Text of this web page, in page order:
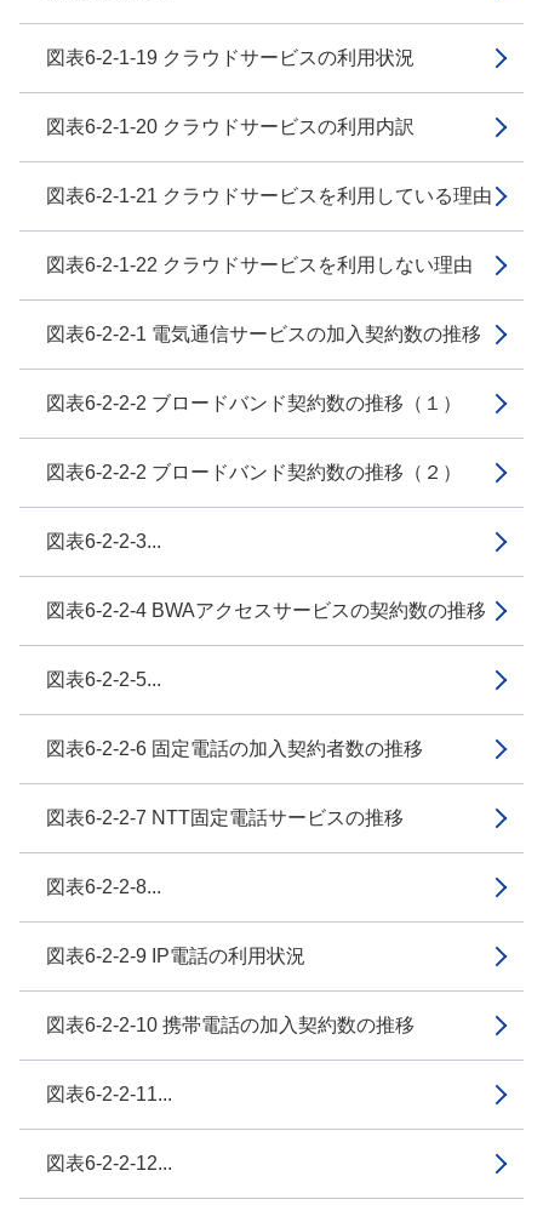
図表6-2-1-19 クラウドサービスの利用状況
図表6-2-1-20 クラウドサービスの利用内訳
図表6-2-1-21 クラウドサービスを利用している理由
図表6-2-1-22 クラウドサービスを利用しない理由
図表6-2-2-1 電気通信サービスの加入契約数の推移
図表6-2-2-2 ブロードバンド契約数の推移（１）
図表6-2-2-2 ブロードバンド契約数の推移（２）
図表6-2-2-3...
図表6-2-2-4 BWAアクセスサービスの契約数の推移
図表6-2-2-5...
図表6-2-2-6 固定電話の加入契約者数の推移
図表6-2-2-7 NTT固定電話サービスの推移
図表6-2-2-8...
図表6-2-2-9 IP電話の利用状況
図表6-2-2-10 携帯電話の加入契約数の推移
図表6-2-2-11...
図表6-2-2-12...